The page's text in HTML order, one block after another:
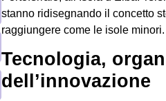
stanno ridisegnando il concetto
raggiungere come le isole minori.
Tecnologia,
dell’innovazione